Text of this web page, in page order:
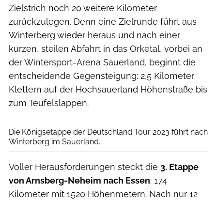
Zielstrich noch 20 weitere Kilometer
zurückzulegen. Denn eine Zielrunde führt aus
Winterberg wieder heraus und nach einer
kurzen, steilen Abfahrt in das Orketal, vorbei an
der Wintersport-Arena Sauerland, beginnt die
entscheidende Gegensteigung: 2,5 Kilometer
Klettern auf der Hochsauerland Höhenstraße bis
zum Teufelslappen.
Die Königsetappe der Deutschland Tour 2023 führt nach
Winterberg im Sauerland.
Voller Herausforderungen steckt die 3. Etappe
von Arnsberg-Neheim nach Essen: 174
Kilometer mit 1520 Höhenmetern. Nach nur 12